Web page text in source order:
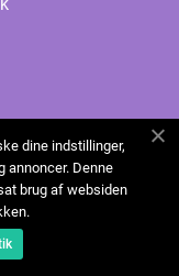
dine indstillinger,
annoncer. Denne
brug af websiden